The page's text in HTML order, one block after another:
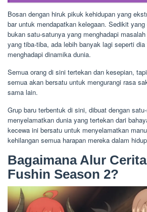
Bosan dengan hiruk pikuk kehidupan yang
bar untuk mendapatkan kelegaan. Sedikit
bukan satu-satunya yang menghadapi
yang tiba-tiba, ada lebih banyak lagi seperti
menghadapi dinamika dunia.
Semua orang di sini tertekan dan kesepian,
semua akan bersatu untuk mengurangi rasa
sama lain.
Grup baru terbentuk di sini, dibuat dengan
menyelamatkan dunia yang tertekan dari
kecewa ini bersatu untuk menyelamatkan
kehilangan semua harapan mereka dalam
Bagaimana Alur
Fushin Season 2?